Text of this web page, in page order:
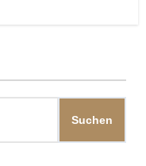
Suchen